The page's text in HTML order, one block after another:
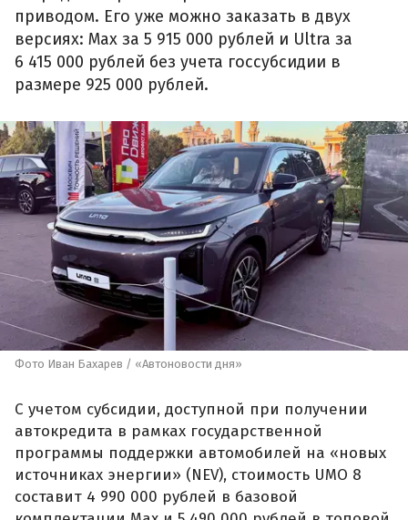
приводом. Его уже можно заказать в двух
версиях: Max за 5 915 000 рублей и Ultra за
6 415 000 рублей без учета госсубсидии в
размере 925 000 рублей.
Фото Иван Бахарев / «Автоновости дня»
С учетом субсидии, доступной при получении
автокредита в рамках государственной
программы поддержки автомобилей на «новых
источниках энергии» (NEV), стоимость UMO 8
составит 4 990 000 рублей в базовой